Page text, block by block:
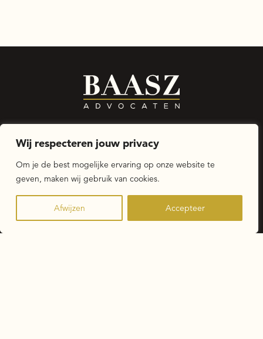
Wij respecteren jouw privacy
Om je de best mogelijke ervaring op onze website te
geven, maken wij gebruik van cookies.
Afwijzen Accepteer
Wij zijn BAASZ